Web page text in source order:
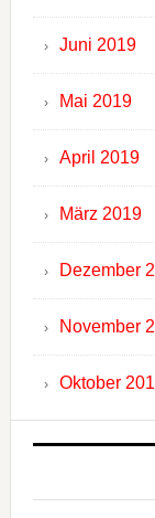
Juni 2019
Mai 2019
April 2019
März 2019
Dezember
November
Oktober